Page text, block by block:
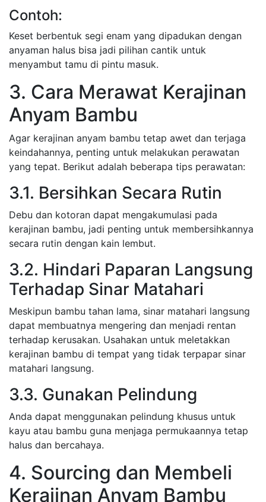
Contoh:
Keset berbentuk segi enam yang dipadukan dengan
anyaman halus bisa jadi pilihan cantik untuk
menyambut tamu di pintu masuk.
3. Cara Merawat Kerajinan
Anyam Bambu
Agar kerajinan anyam bambu tetap awet dan terjaga
keindahannya, penting untuk melakukan perawatan
yang tepat. Berikut adalah beberapa tips perawatan:
3.1. Bersihkan Secara Rutin
Debu dan kotoran dapat mengakumulasi pada
kerajinan bambu, jadi penting untuk membersihkannya
secara rutin dengan kain lembut.
3.2. Hindari Paparan Langsung
Terhadap Sinar Matahari
Meskipun bambu tahan lama, sinar matahari langsung
dapat membuatnya mengering dan menjadi rentan
terhadap kerusakan. Usahakan untuk meletakkan
kerajinan bambu di tempat yang tidak terpapar sinar
matahari langsung.
3.3. Gunakan Pelindung
Anda dapat menggunakan pelindung khusus untuk
kayu atau bambu guna menjaga permukaannya tetap
halus dan bercahaya.
4. Sourcing dan Membeli
Kerajinan Anyam Bambu